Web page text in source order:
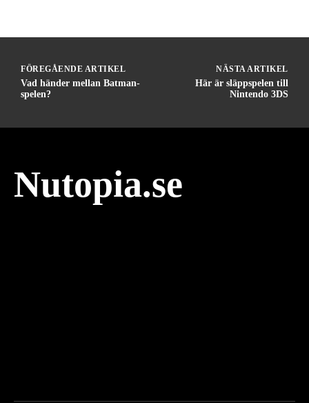
FÖREGÅENDE ARTIKEL
Vad händer mellan Batman-
spelen?
NÄSTA ARTIKEL
Här är släppspelen till
Nintendo 3DS
Nutopia.se